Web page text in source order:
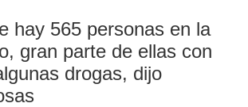
hay 565 personas en la
gran parte de ellas con
drogas, dijo